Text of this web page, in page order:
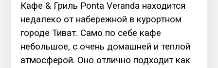
Кафе & Гриль Ponta Veranda находится
недалеко от набережной в курортном
городе Тиват. Само по себе кафе
небольшое, с очень домашней и теплой
атмосферой. Оно отлично подходит как